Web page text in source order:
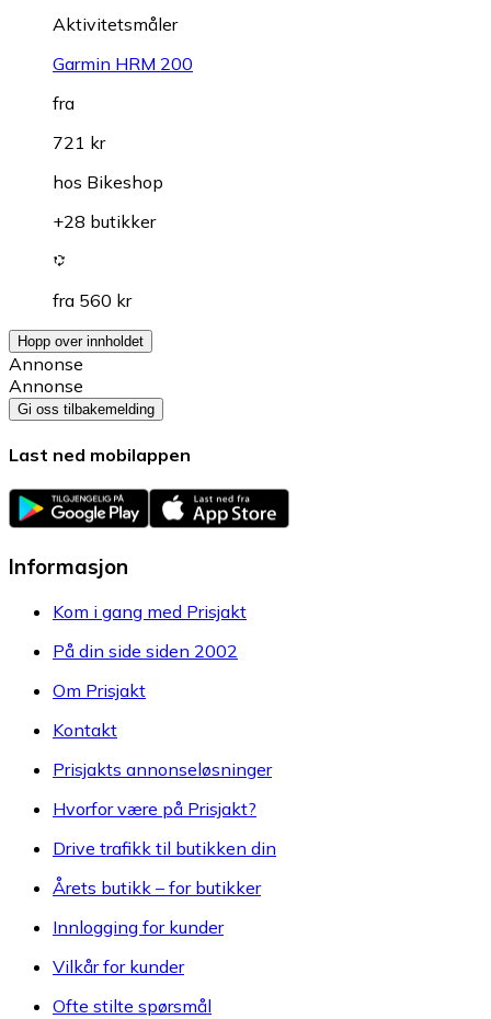
Aktivitetsmåler
Garmin HRM 200
fra
721 kr
hos Bikeshop
+28 butikker
fra 560 kr
Hopp over innholdet
Annonse
Annonse
Gi oss tilbakemelding
Last ned mobilappen
Informasjon
Kom i gang med Prisjakt
På din side siden 2002
Om Prisjakt
Kontakt
Prisjakts annonseløsninger
Hvorfor være på Prisjakt?
Drive trafikk til butikken din
Årets butikk – for butikker
Innlogging for kunder
Vilkår for kunder
Ofte stilte spørsmål